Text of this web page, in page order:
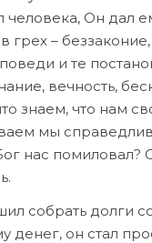
человека, Он дал
грех –
и те
вечность,
знаем, что нам
мы
нас
собрать долги
он стал